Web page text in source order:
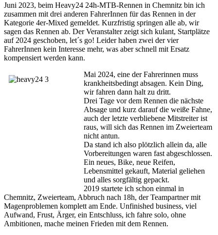
Juni 2023, beim Heavy24 24h-MTB-Rennen in Chemnitz bin ich
zusammen mit drei anderen FahrerInnen für das Rennen in der
Kategorie 4er-Mixed gemeldet. Kurzfristig springen alle ab, wir
sagen das Rennen ab. Der Veranstalter zeigt sich kulant, Startplätze
auf 2024 geschoben, let´s go! Leider haben zwei der vier
FahrerInnen kein Interesse mehr, was aber schnell mit Ersatz
kompensiert werden kann.
Mai 2024, eine der Fahrerinnen muss
krankheitsbedingt absagen. Kein Ding,
wir fahren dann halt zu dritt.
Drei Tage vor dem Rennen die nächste
Absage und kurz darauf die weiße Fahne,
auch der letzte verbliebene Mitstreiter ist
raus, will sich das Rennen im Zweierteam
nicht antun.
Da stand ich also plötzlich allein da, alle
Vorbereitungen waren fast abgeschlossen.
Ein neues, Bike, neue Reifen,
Lebensmittel gekauft, Material geliehen
und alles sorgfältig gepackt.
2019 startete ich schon einmal in
Chemnitz, Zweierteam, Abbruch nach 18h, der Teampartner mit
Magenproblemen komplett am Ende. Unfinished business, viel
Aufwand, Frust, Ärger, ein Entschluss, ich fahre solo, ohne
Ambitionen, mache meinen Frieden mit dem Rennen.